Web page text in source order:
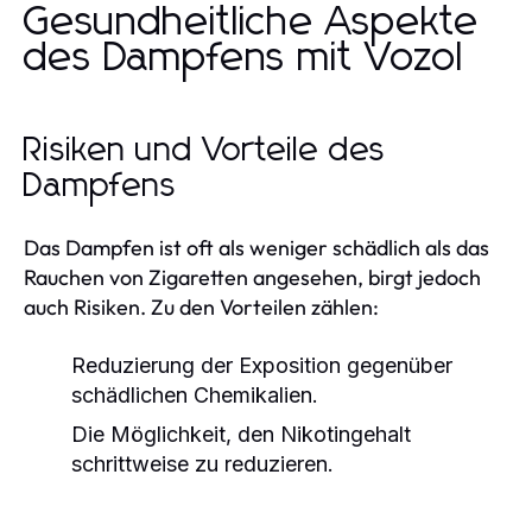
Gesundheitliche Aspekte
des Dampfens mit Vozol
Risiken und Vorteile des
Dampfens
Das Dampfen ist oft als weniger schädlich als das
Rauchen von Zigaretten angesehen, birgt jedoch
auch Risiken. Zu den Vorteilen zählen:
Reduzierung der Exposition gegenüber
schädlichen Chemikalien.
Die Möglichkeit, den Nikotingehalt
schrittweise zu reduzieren.